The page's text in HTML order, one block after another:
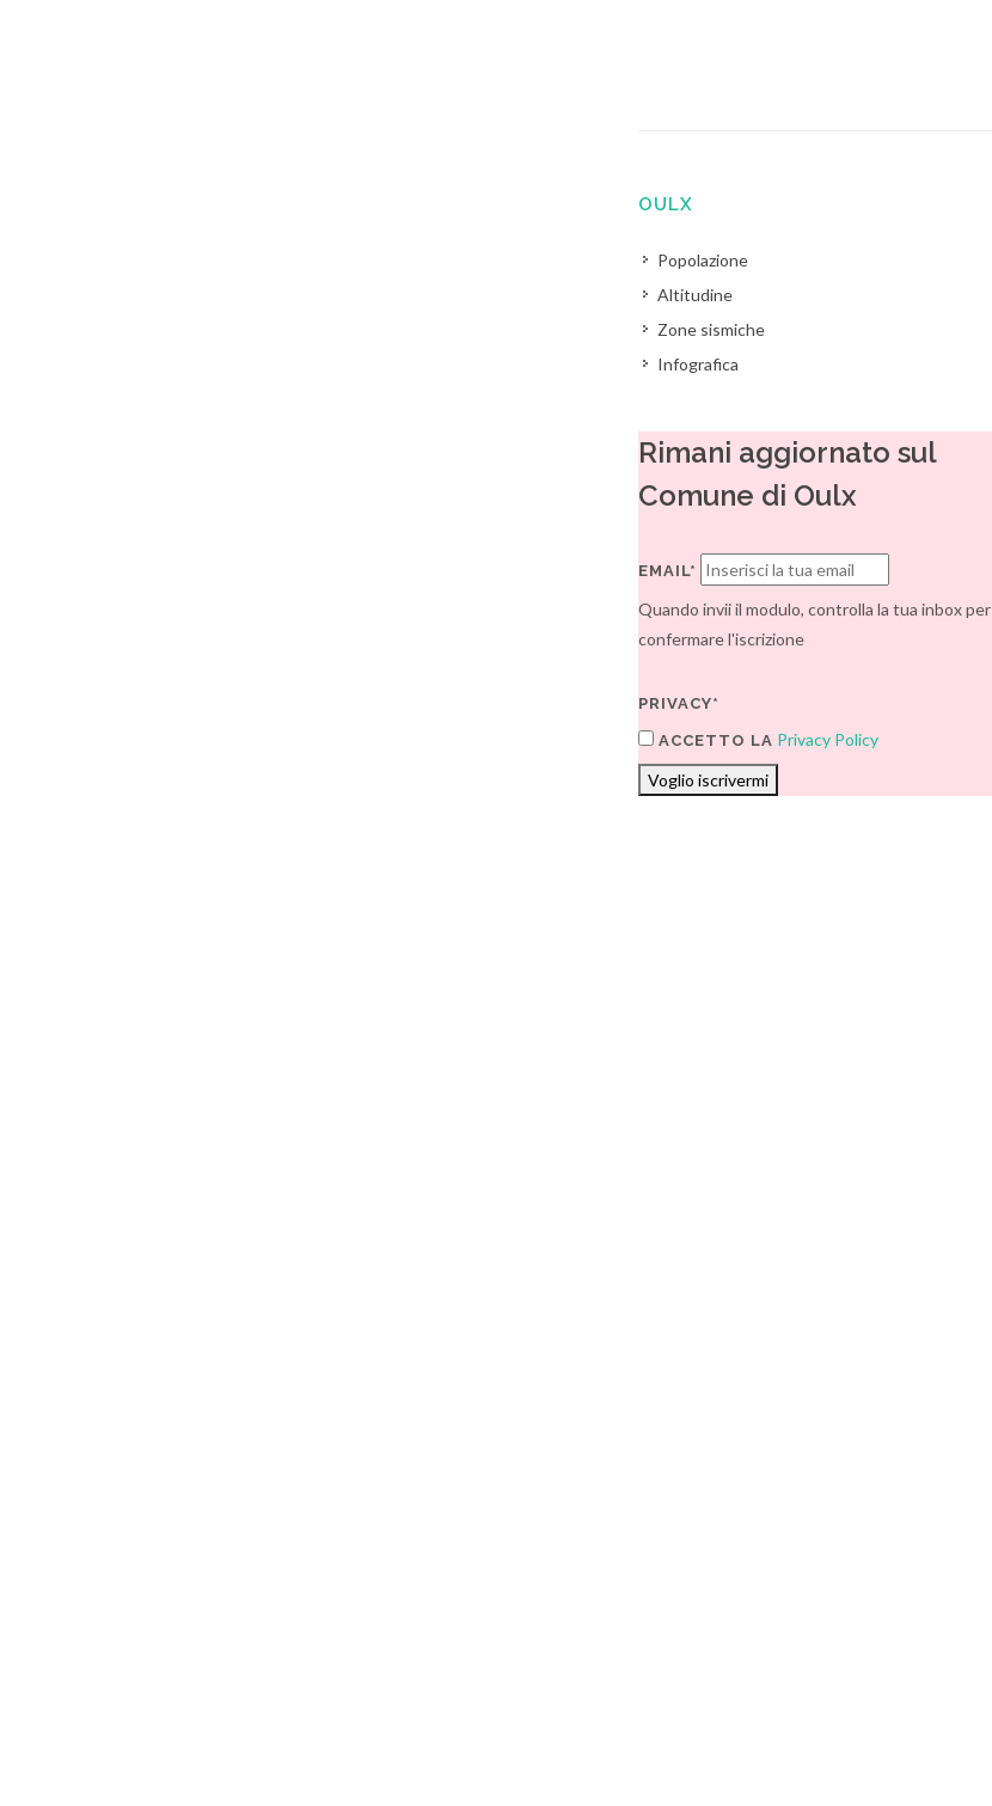
OULX
Popolazione
Altitudine
Zone sismiche
Infografica
Rimani aggiornato sul
Comune di Oulx
EMAIL*
Quando invii il modulo, controlla la tua inbox per
confermare l'iscrizione
PRIVACY*
ACCETTO LA Privacy Policy
Voglio iscrivermi